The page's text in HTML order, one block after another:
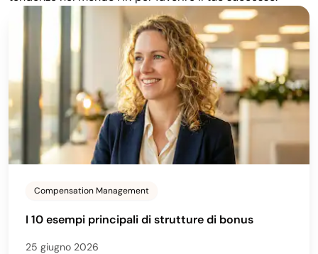
Compensation Management
I 10 esempi principali di strutture di bonus
25 giugno 2026